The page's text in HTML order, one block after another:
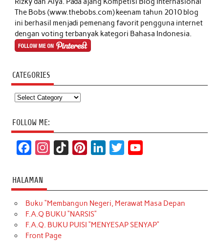
The Bobs (www.thebobs.com) keenam tahun 2010 blog
ini berhasil menjadi pemenang favorit pengguna internet
dengan voting terbanyak kategori Bahasa Indonesia.
CATEGORIES
Categories
FOLLOW ME:
c
e
b
o
o
t
a
g
r
T
o
k
t
e
r
k
e
d
t
t
e
T
u
b
HALAMAN
Buku “Membangun Negeri, Merawat Masa Depan
F.A.Q BUKU “NARSIS”
F.A.Q. BUKU PUISI “MENYESAP SENYAP”
Front Page